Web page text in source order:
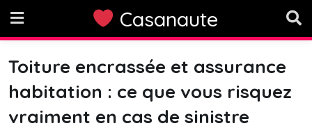
content
Casanaute
Toiture encrassée et assurance
habitation : ce que vous risquez
vraiment en cas de sinistre